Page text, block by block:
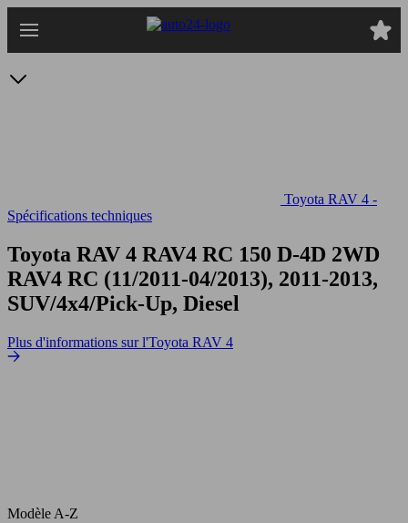
au
Toyota RAV 4 -
Spécifications techniques
Toyota RAV 4 RAV4 RC 150 D-4D 2WD
RAV4 RC (11/2011-04/2013), 2011-2013,
SUV/4x4/Pick-Up, Diesel
Plus d'informations sur l'Toyota RAV 4
Modèle A-Z